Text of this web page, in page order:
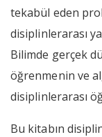
tekabül eden
disiplinlerarası
Bilimde gerçek
öğrenmenin ve
disiplinlerarası
Bu kitabın